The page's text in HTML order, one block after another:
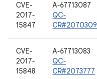
CVE-
2017-
15847
A-67713087
QC-
CR#2070309
CVE-
2017-
15848
A-67713083
QC-
CR#2073777